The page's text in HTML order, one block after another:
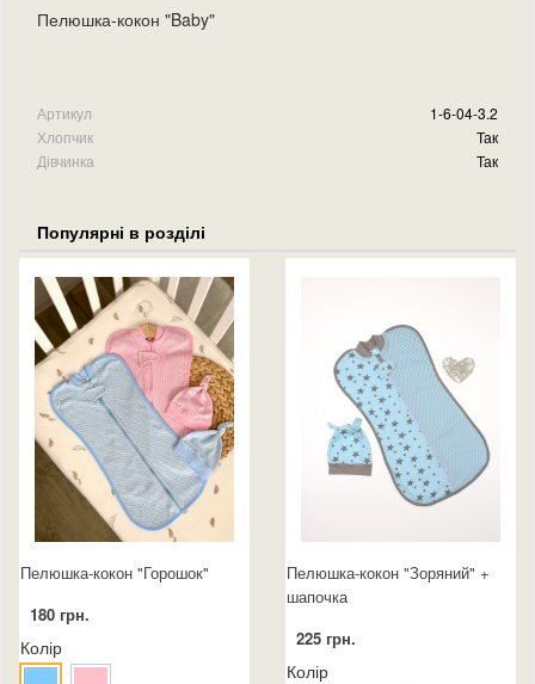
Пелюшка-кокон "Baby"
Артикул
1-6-04-3.2
Хлопчик
Так
Дівчинка
Так
Популярні в розділі
Пелюшка-кокон "Горошок"
180 грн.
Колір
Пелюшка-кокон "Зоряний" +
шапочка
225 грн.
Колір